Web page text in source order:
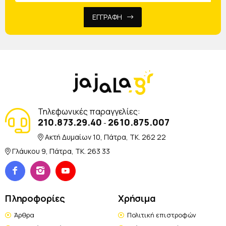
ΕΓΓΡΑΦΗ
Τηλεφωνικές παραγγελίες:
210.873.29.40 - 2610.875.007
Ακτή Δυμαίων 10, Πάτρα, TK. 262 22
Γλάυκου 9, Πάτρα, TK. 263 33
Πληροφορίες
Άρθρα
Χρήσιμα
Πολιτική επιστροφών